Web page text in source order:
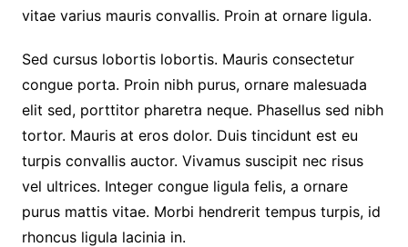
vitae varius mauris convallis. Proin at ornare ligula.
Sed cursus lobortis lobortis. Mauris consectetur
congue porta. Proin nibh purus, ornare malesuada
elit sed, porttitor pharetra neque. Phasellus sed nibh
tortor. Mauris at eros dolor. Duis tincidunt est eu
turpis convallis auctor. Vivamus suscipit nec risus
vel ultrices. Integer congue ligula felis, a ornare
purus mattis vitae. Morbi hendrerit tempus turpis, id
rhoncus ligula lacinia in.